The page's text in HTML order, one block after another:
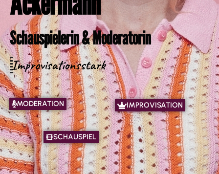
Schauspielerin & Moderatorin
Improvisationsstark
MODERATION
SCHAUSPIEL
IMPROVISATION